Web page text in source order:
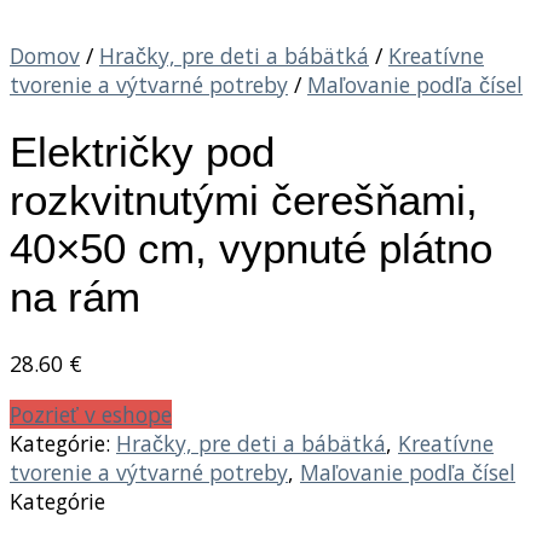
Domov / Hračky, pre deti a bábätká / Kreatívne
tvorenie a výtvarné potreby / Maľovanie podľa čísel
Električky pod
rozkvitnutými čerešňami,
40×50 cm, vypnuté plátno
na rám
28.60 €
Pozrieť v eshope
Kategórie: Hračky, pre deti a bábätká, Kreatívne
tvorenie a výtvarné potreby, Maľovanie podľa čísel
Kategórie